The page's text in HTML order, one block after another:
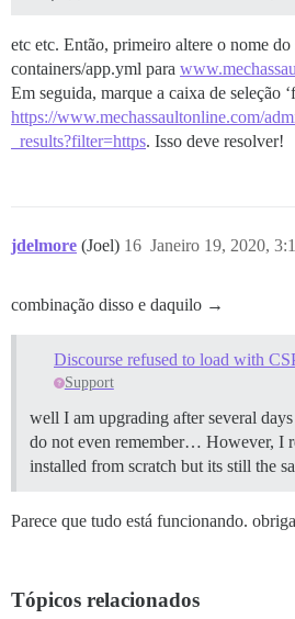
etc etc. Então, primeiro altere o nome do
containers/app.yml para
Em seguida, marque a caixa de seleção
https://www.mechassaultonline.com/
_results?filter=https. Isso deve resolver!
jdelmore (Joel) Janeiro 19, 2020,
16
combinação disso e daquilo →
Support
well I am upgrading after several
do not even remember… However, I
installed from scratch but its still the
Parece que tudo está funcionando.
Tópicos relacionados